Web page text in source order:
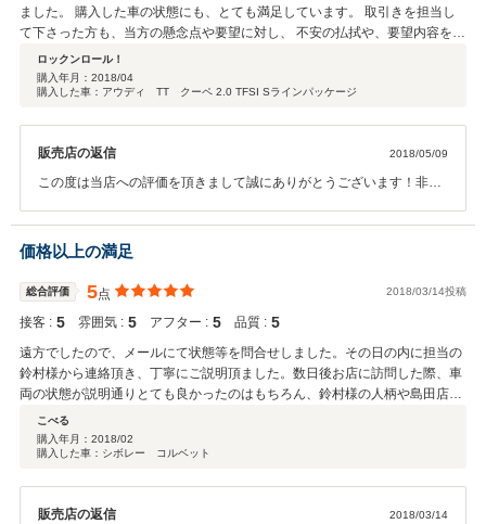
ました。 購入した車の状態にも、とても満足しています。 取引きを担当し
て下さった方も、当方の懸念点や要望に対し、 不安の払拭や、要望内容を叶
えるべく、最大限の尽力をして下さいました。 その他、展示されている車の
状態、購入後の補償の手厚さなどから、 商品に対する自信、会社の姿勢が窺
えます。 お奨め出来る店舗だと思います。
ロックンロール！
購入年月： 2018/04
購入した車：アウディ TT クーペ 2.0 TFSI Sラインパッケージ
販売店の返信 2018/05/09
この度は当店への評価を頂きまして誠にありがとうございます！非常
いこだわりを持ってお車を探されていたロックンロール！様のお車探
し、お手伝いが出来てとても光栄でございます。今後のアフターサー
ビスも含めてしっかりとパートナーを務めて参りますので、どうぞよ
ろしくお願い致します。年に2回開催しておりますサービスキャンペ
ーンも、ご案内差し上げますので是非ともご活用くださいませ！
価格以上の満足
総合評価 5点 2018/03/14投稿
接客 : 5 雰囲気 : 5 アフター : 5 品質 : 5
遠方でしたので、メールにて状態等を問合せしました。その日の内に担当の
鈴村様から連絡頂き、丁寧にご説明頂ました。数日後お店に訪問した際、車
両の状態が説明通りとても良かったのはもちろん、鈴村様の人柄や島田店長
様の対応、他のスタッフの皆様がとても素晴らしかったので、お店にいる間
とても気持ち良かったです。購入する商品だけではなく、店舗や人柄がとて
も大切だと感じ、アフターサービスも安心して任せられると思いました。納
（私の勘違いでした）、価格以上の満足を感じております。次回も是非こち
こべる
購入年月： 2018/02
購入した車：シボレー コルベット
販売店の返信 2018/03/14